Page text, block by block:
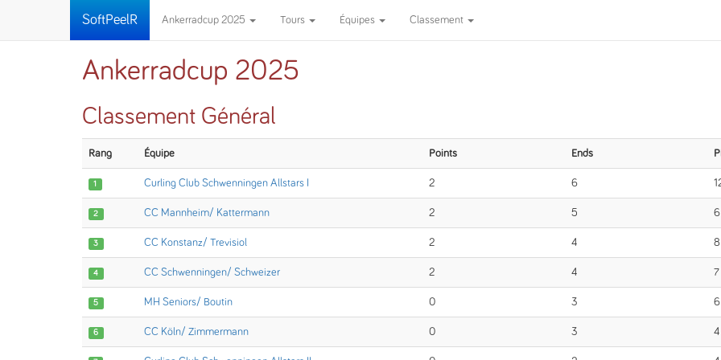
SoftPeelR Ankerradcup 2025 Tours Équipes Classement
Ankerradcup 2025
Classement Général
Rang Équipe Points Ends
1 Curling Club Schwenningen Allstars I 2 6
2 CC Mannheim/ Kattermann 2 5 6
3 CC Konstanz/ Trevisiol 2 4 8
4 CC Schwenningen/ Schweizer 2 4 7
5 MH Seniors/ Boutin 0 3 6
6 CC Köln/ Zimmermann 0 3 4